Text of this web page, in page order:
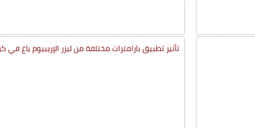
تأثير تطبيق بارامترات مختلفة من ليزر الإريبيوم ياغ